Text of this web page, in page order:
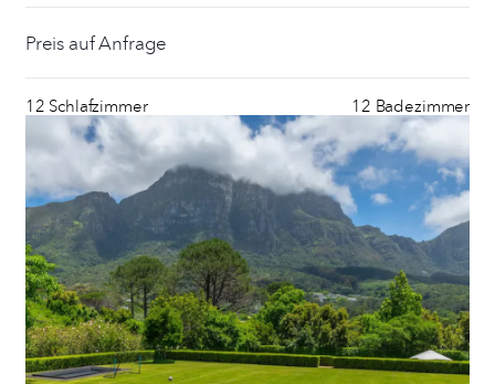
Preis auf Anfrage
12 Schlafzimmer 12 Badezimmer